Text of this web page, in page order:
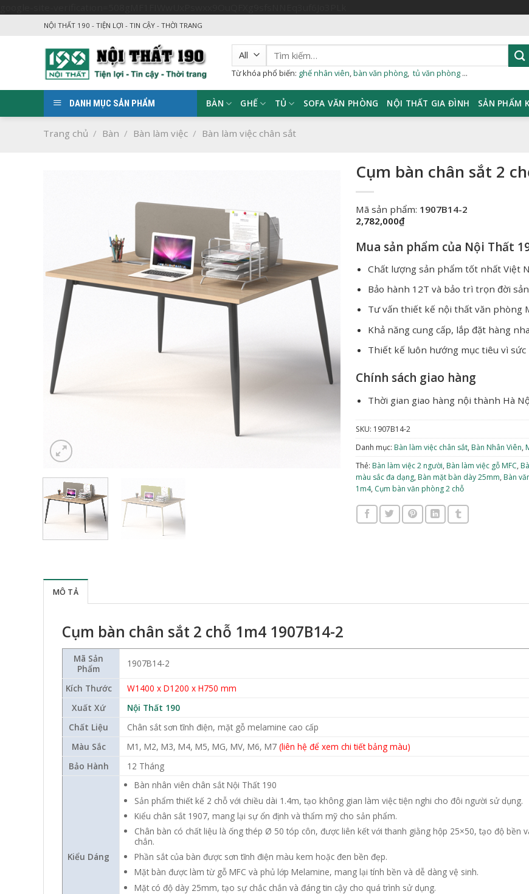
NỘI THẤT 190 - TIỆN LỢI - TIN CẬY - THỜI TRANG
Tìm
kiếm:
Từ khóa phổ biến: ghế nhân viên bàn văn phòng tủ văn phòng ...
DANH MỤC SẢN PHẨM BÀN GHẾ TỦ SOFA VĂN PHÒNG NỘI THẤT GIA ĐÌNH SẢN PHẨM
Trang chủ / Bàn / Bàn làm việc / Bàn làm việc chân sắt
Cụm bàn chân sắt 2
Mã sản phẩm: 1907B14-2
2,782,000₫
Mua sản phẩm của Nội Thất
Chất lượng sản phẩm tốt nhất Việt
Bảo hành 12T và bảo trì trọn đời
Tư vấn thiết kế nội thất văn phòng
Khả năng cung cấp, lắp đặt hàng
Thiết kế luôn hướng mục tiêu vì
Chính sách giao hàng
Thời gian giao hàng nội thành Hà
SKU: 1907B14-2
Danh mục: Bàn làm việc chân sắt, Bàn Nhân Viên,
Thẻ: Bàn làm việc 2 người, Bàn làm việc gỗ MFC,
màu sắc đa dạng, Bàn mặt bàn dày 25mm, Bàn
1m4, Cụm bàn văn phòng 2 chỗ
MÔ TẢ
Cụm bàn chân sắt 2 chỗ 1m4 1907B14-2
Mã Sản
Phẩm
1907B14-2
Kích Thước W1400 x D1200 x H750 mm
Xuất Xứ
Nội Thất 190
Chất Liệu
Chân sắt sơn tĩnh điện, mặt gỗ melamine cao cấp
Màu Sắc
M1, M2, M3, M4, M5, MG, MV, M6, M7 (liên hệ để xem chi tiết bảng màu)
Bảo Hành
12 Tháng
Kiểu Dáng
Bàn nhân viên chân sắt Nội Thất 190
Sản phẩm thiết kế 2 chỗ với chiều dài 1.4m, tạo không gian làm việc tiện nghi cho đôi người sử dụng.
Kiểu chân sắt 1907, mang lại sự ổn định và thẩm mỹ cho sản phẩm.
Chân bàn có chất liệu là ống thép Ø 50 tóp côn, được liên kết với thanh giằng hộp 25×50, tạo độ bền
chắn.
Phần sắt của bàn được sơn tĩnh điện màu kem hoặc đen bền đẹp.
Mặt bàn được làm từ gỗ MFC và phủ lớp Melamine, mang lại tính bền và dễ dàng vệ sinh.
Mặt có độ dày 25mm, tạo sự chắc chắn và đáng tin cậy cho quá trình sử dụng.